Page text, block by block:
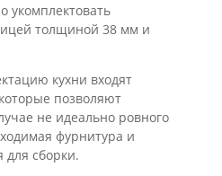
укомплектовать
толщиной 38 мм и
кухни входят
позволяют
не идеально ровного
фурнитура и
для сборки.